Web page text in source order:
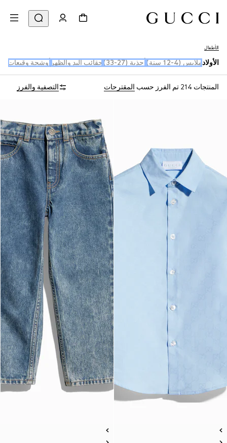
الأطفال
الأولادملابس (4-12 سنة) أحذية (27-33) حقائب اليد والظهر أوشحة وقبعات
المنتجات 214 تم الفرز حسب المقترحات التصفية والفرز